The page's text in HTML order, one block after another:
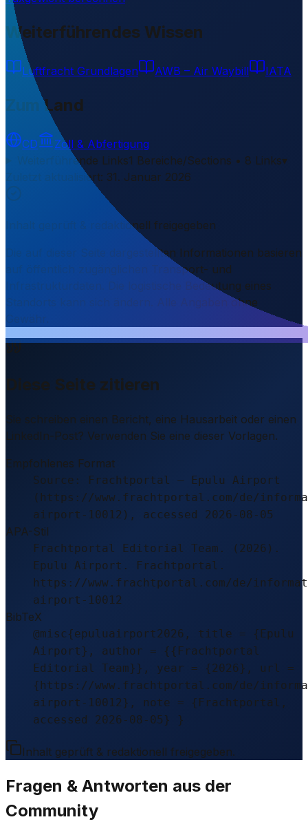
Weiterführendes Wissen
Luftfracht Grundlagen AWB – Air Waybill IATA
Zum Land
CD
Zoll & Abfertigung
Weiterführende Links1 Bereiche/Sections • 8 Links▾
Zuletzt aktualisiert: 31. Januar 2026
Inhalt geprüft & redaktionell freigegeben
Die auf dieser Seite dargestellten Informationen basieren
auf öffentlich zugänglichen Transport- und
Infrastrukturdaten. Die logistische Bedeutung eines
Standorts kann sich ändern. Alle Angaben ohne
Diese Seite zitieren
Sie schreiben einen Bericht, eine Hausarbeit oder einen
LinkedIn-Post? Verwenden Sie eine dieser Vorlagen.
Empfohlenes Format
Source: Frachtportal – Epulu Airport
(https://www.frachtportal.com/de/
airport-10012), accessed 2026-08-05
APA-Stil
Frachtportal Editorial Team. (2026).
Epulu Airport. Frachtportal.
https://www.frachtportal.com/de/
airport-10012
BibTeX
@misc{epuluairport2026, title = {Epulu
Airport}, author = {{Frachtportal
Editorial Team}}, year = {2026}, url =
{https://www.frachtportal.com/de/
airport-10012}, note = {Frachtportal,
accessed 2026-08-05} }
Inhalt geprüft & redaktionell freigegeben.
Fragen & Antworten aus der
Community